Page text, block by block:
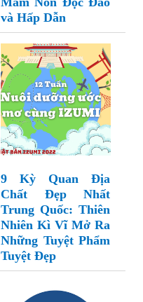
và Hấp Dẫn
9 Kỳ Quan Địa
Chất Đẹp Nhất
Trung Quốc: Thiên
Nhiên Kì Vĩ Mở Ra
Những Tuyệt Phẩm
Tuyệt Đẹp